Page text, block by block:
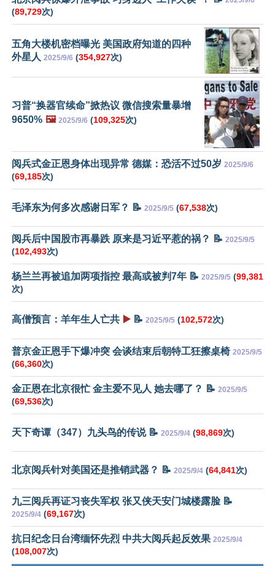
(89,729次)
五角大楼机密档曝光 美国政府知道的四种
外星人 2025/9/6 (354,927次)
习普“换器官续命”掀热议 微信搜索量暴增
9650% 🖼️ 2025/9/6 (109,325次)
阅兵式金正恩身体出现异常 德媒：恐活不过50岁 2025/9/6
(69,185次)
毛泽东为何多次感谢日军？ 📝 2025/9/5 (67,538次)
阅兵后中国股市再暴跌 原来是习近平惹的祸？ 📝 2025/9/5
(102,493次)
杨兰兰再被追加两项指控 最高或被判7年 📝 2025/9/5 (99,381
次)
高僧预言：羊年生人亡共 ▶️ 📝 2025/9/5 (102,572次)
普京金正恩手下爆冲突 会谈结束后朝特工狂擦桌椅 2025/9/5
(66,360次)
金正恩在北京很忙 金主爱不见人 她去哪了？ 📝 2025/9/5
(69,536次)
天下奇谭（347）九头鸟的传说 📝 2025/9/4 (98,869次)
北京阅兵针对美国还是推销武器？ 📝 2025/9/4 (64,841次)
九三阅兵再证习丧失军权 张又侠天安门城楼露脸 📝
2025/9/4 (69,167次)
抗日纪念日台湾缅怀先烈 中共大阅兵起反效果 2025/9/4
(108,007次)